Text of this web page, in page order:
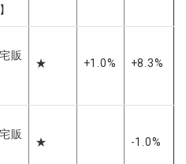
販
★ +1.0% +8.3%
販
★ -1.0%